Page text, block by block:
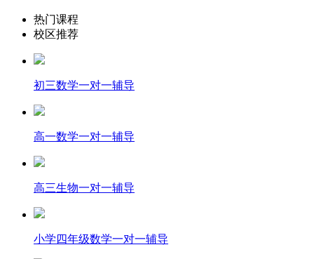
热门课程
校区推荐
初三数学一对一辅导
高一数学一对一辅导
高三生物一对一辅导
小学四年级数学一对一辅导